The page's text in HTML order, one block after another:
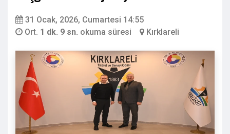
31 Ocak, 2026, Cumartesi 14:55
Ort. 1 dk. 9 sn. okuma süresi Kırklareli